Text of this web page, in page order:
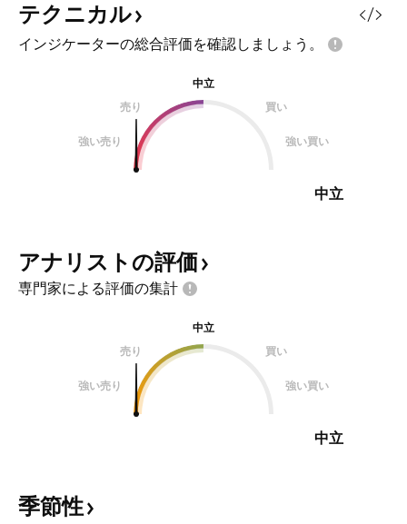
テクニカル
インジケーターの総合評価を確認しましょう。
中立
売り
買い
強い売り 強い買い
中立
アナリストの評価
専門家による評価の集計
中立
売り
買い
強い売り 強い買い
中立
季節性